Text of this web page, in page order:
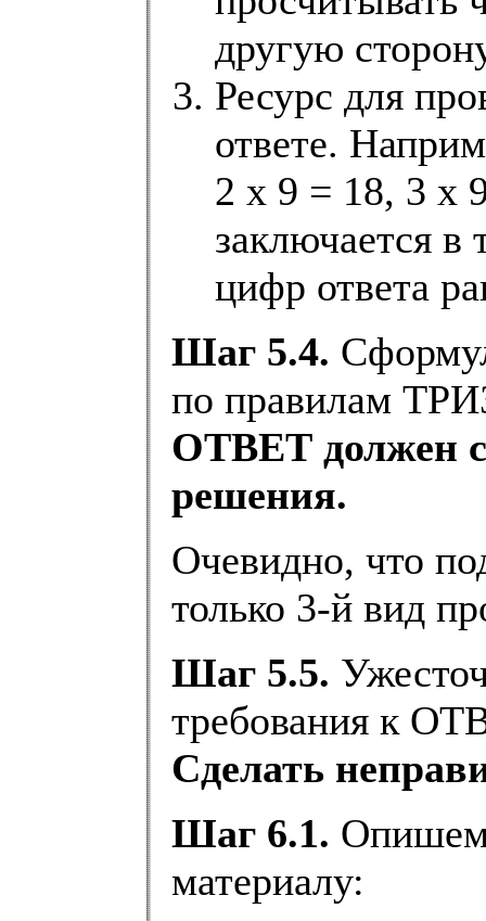
другую
Ресурс для
ответе.
2 х 9 = 18, 3 х
заключается в
цифр ответа
Шаг 5.4.
по правилам
ОТВЕТ должен
решения.
Очевидно, что
только 3-й вид
Шаг 5.5.
требования к
Сделать
Шаг 6.1. Опишем
материалу: